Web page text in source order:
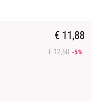
€ 11,88
€ 12,50 -5%